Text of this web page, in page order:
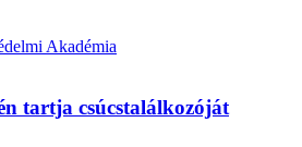
Akadémia
tartja csúcstalálkozóját